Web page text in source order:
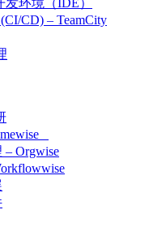
发环境（IDE）
CD) – TeamCity
– Orgwise